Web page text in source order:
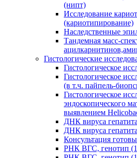
(нипт)
Исследование
(кариотипирование)
Наследственные
Тандемная масс-
Гистологические
Гистологическое
Гистологическое
(в т.ч. пайпель-
Гистологическое
эндоскопического
выявлением
ДНК вируса
ДНК вируса
Консультация
РНК ВГC, генотип